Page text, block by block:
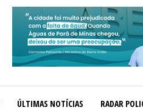
ÚLTIMAS NOTÍCIAS RADAR